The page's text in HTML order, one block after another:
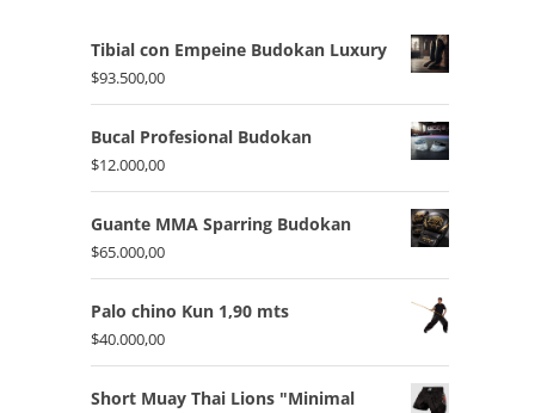
Tibial con Empeine Budokan Luxury
$93.500,00
Bucal Profesional Budokan
$12.000,00
Guante MMA Sparring Budokan
$65.000,00
Palo chino Kun 1,90 mts
$40.000,00
Short Muay Thai Lions "Minimal